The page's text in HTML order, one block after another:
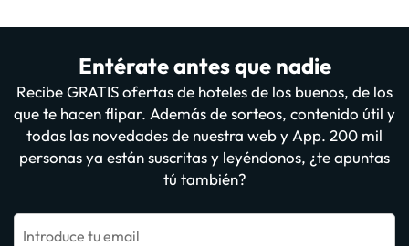
Entérate antes que nadie
Recibe GRATIS ofertas de hoteles de los buenos, de los
que te hacen flipar. Además de sorteos, contenido útil y
todas las novedades de nuestra web y App. 200 mil
personas ya están suscritas y leyéndonos, ¿te apuntas
tú también?
Introduce tu email